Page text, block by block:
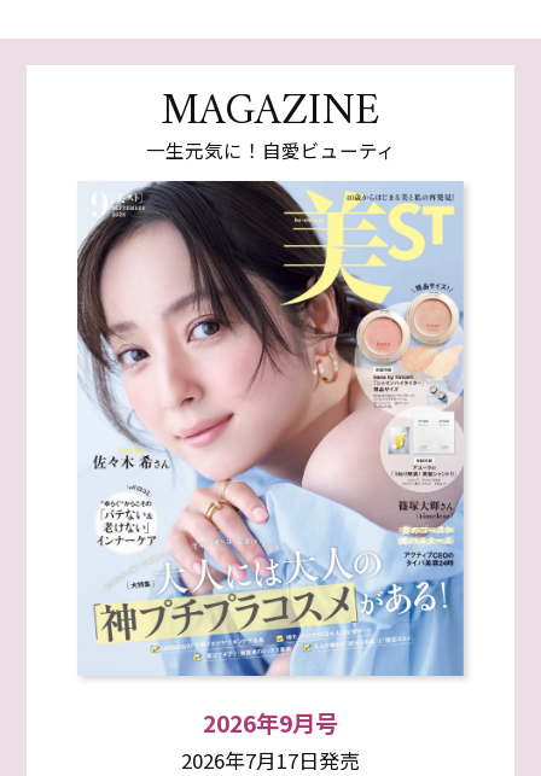
MAGAZINE
一生元気に！自愛ビューティ
2026年9月号
2026年7月17日発売